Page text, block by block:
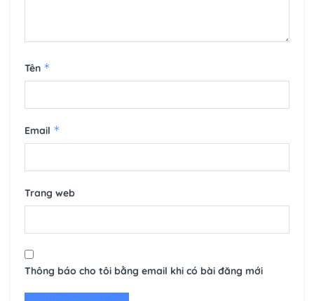
Tên *
Email *
Trang web
Thông báo cho tôi bằng email khi có bài đăng mới